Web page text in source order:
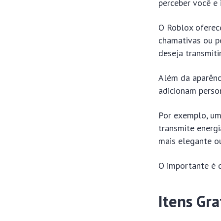
perceber você
O Roblox
chamativas ou
deseja
Além da
adicionam
Por exemplo,
transmite
mais elegante
O importante é
Itens